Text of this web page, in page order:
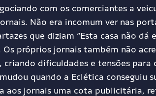
com os comerciantes a
Não era incomum ver nas
que diziam “Esta casa não dá
Os próprios jornais também não
criando dificuldades e tensões para
quando a Eclética conseguiu
aos jornais uma cota publicitária,